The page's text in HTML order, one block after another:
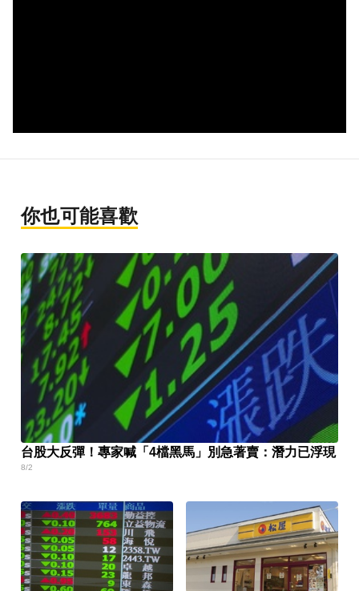
你也可能喜歡
台股大反彈！專家喊「4檔黑馬」別急著賣：潛力已浮現
8/2